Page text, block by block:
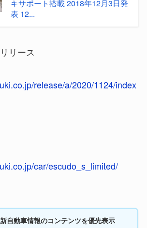
キサポート搭載 2018年12月3日発
表 12...
リース
release/a/2020/1124/index
car/escudo_s_limited/
自動車情報のコンテンツを優先表示